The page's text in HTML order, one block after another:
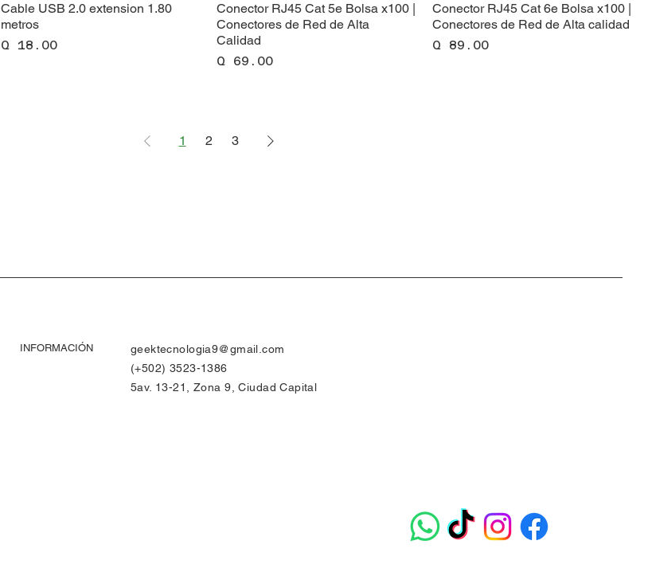
Cable USB 2.0 extension 1.80
metros
Precio
Q 18.00
Conector RJ45 Cat 5e Bolsa x100 |
Conectores de Red de Alta
Calidad
Precio
Q 69.00
Conector RJ45 Cat 6e Bolsa x100 |
Conectores de Red de Alta calidad
Precio
Q 89.00
1 2 3
INFORMACIÓN
geektecnologia9@gmail.com
(+502) 3523-1386
5av. 13-21, Zona 9, Ciudad Capital